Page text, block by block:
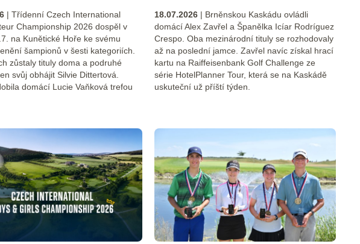
| Třídenní Czech International
Championship 2026 dospěl v
na Kunětické Hoře ke svému
šampionů v šesti kategoriích.
zůstaly tituly doma a podruhé
svůj obhájit Silvie Dittertová.
domácí Lucie Vaňková trefou
18.07.2026 | Brněnskou Kaskádu ovládli
domácí Alex Zavřel a Španělka Icíar Rodríguez
Crespo. Oba mezinárodní tituly se rozhodovaly
až na poslední jamce. Zavřel navíc získal hrací
kartu na Raiffeisenbank Golf Challenge ze
série HotelPlanner Tour, která se na Kaskádě
uskuteční už příští týden.